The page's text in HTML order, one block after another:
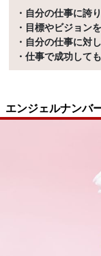
・自分の仕事に誇
・目標やビジョン
・自分の仕事に対
・仕事で成功して
エンジェルナンバ